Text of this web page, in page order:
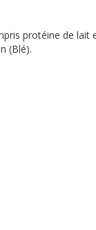
protéine de lait
(Blé).